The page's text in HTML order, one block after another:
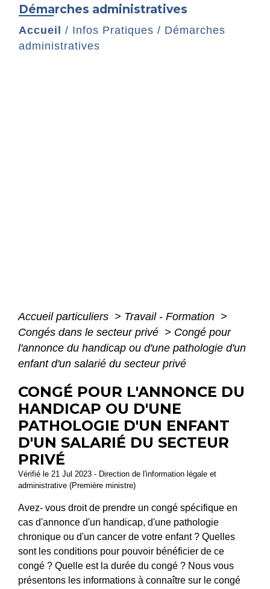
Démarches administratives
Accueil / Infos Pratiques / Démarches
administratives
Accueil particuliers > Travail - Formation >
Congés dans le secteur privé > Congé pour
l'annonce du handicap ou d'une pathologie d'un
enfant d'un salarié du secteur privé
CONGÉ POUR L'ANNONCE DU
HANDICAP OU D'UNE
PATHOLOGIE D'UN ENFANT
D'UN SALARIÉ DU SECTEUR
PRIVÉ
Vérifié le 21 Jul 2023 - Direction de l'information légale et
administrative (Première ministre)
Avez- vous droit de prendre un congé spécifique en
cas d'annonce d'un handicap, d'une pathologie
chronique ou d'un cancer de votre enfant ? Quelles
sont les conditions pour pouvoir bénéficier de ce
congé ? Quelle est la durée du congé ? Nous vous
présentons les informations à connaître sur le congé